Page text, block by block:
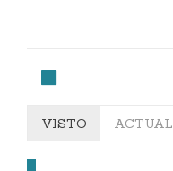
VISTO ACTUAL